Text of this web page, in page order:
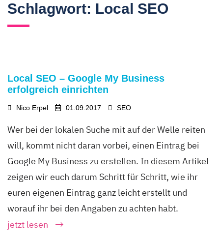
Schlagwort: Local SEO
Local SEO – Google My Business
erfolgreich einrichten
Nico Erpel 01.09.2017 SEO
Wer bei der lokalen Suche mit auf der Welle reiten
will, kommt nicht daran vorbei, einen Eintrag bei
Google My Business zu erstellen. In diesem Artikel
zeigen wir euch darum Schritt für Schritt, wie ihr
euren eigenen Eintrag ganz leicht erstellt und
worauf ihr bei den Angaben zu achten habt.
jetzt lesen